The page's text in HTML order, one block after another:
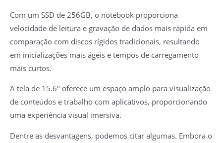
Com um SSD de 256GB, o notebook proporciona
velocidade de leitura e gravação de dados mais rápida em
comparação com discos rígidos tradicionais, resultando
em inicializações mais ágeis e tempos de carregamento
mais curtos.
A tela de 15.6″ oferece um espaço amplo para visualização
de conteúdos e trabalho com aplicativos, proporcionando
uma experiência visual imersiva.
Dentre as desvantagens, podemos citar algumas. Embora o